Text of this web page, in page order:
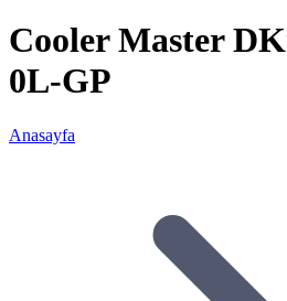
Cooler Master
0L-GP
Anasayfa